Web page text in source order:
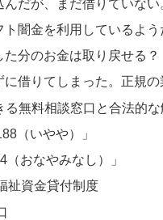
だが、まだ借りていな
闇金を利用しているよ
分のお金は取り戻せる？
借りてしまった。正規の
る無料相談窓口と合法的
（いやや）」
おなやみなし）」
祉資金貸付制度